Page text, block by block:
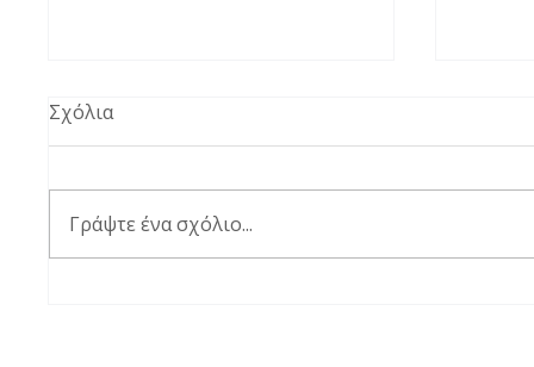
Σχόλια
Γράψτε ένα σχόλιο...